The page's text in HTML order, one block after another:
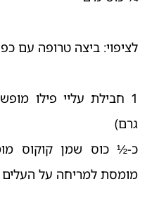
לציפוי: ביצה טרופה עם
גרם)
מומסת למריחה על העלים